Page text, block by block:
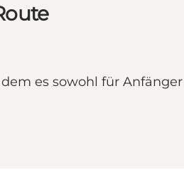
es sowohl für